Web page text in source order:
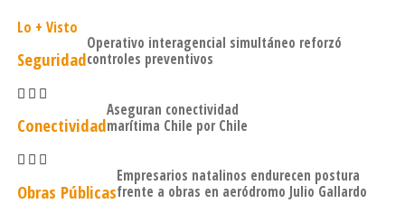
Lo + Visto
Seguridad
Operativo interagencial simultáneo reforzó
controles preventivos
Conectividad
Aseguran conectividad
marítima Chile por Chile
Obras Públicas
Empresarios natalinos endurecen postura
frente a obras en aeródromo Julio Gallardo